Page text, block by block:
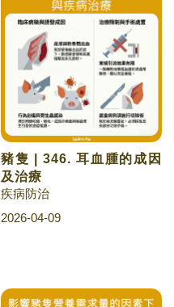
豬隻 | 346. 耳血腫的成因
及治療
疾病防治
2026-04-09